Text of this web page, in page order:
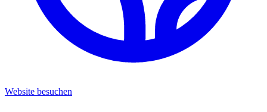
Website besuchen